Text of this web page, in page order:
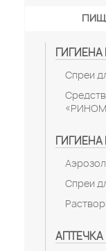
Спреи
Спреи